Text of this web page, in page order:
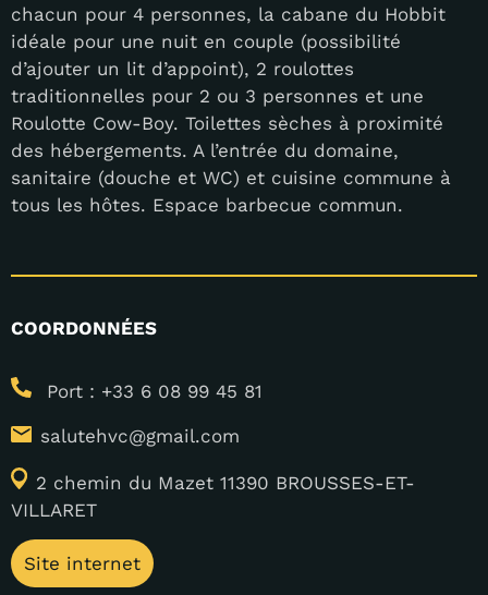
chacun pour 4 personnes, la cabane du Hobbit
idéale pour une nuit en couple (possibilité
d’ajouter un lit d’appoint), 2 roulottes
traditionnelles pour 2 ou 3 personnes et une
Roulotte Cow-Boy. Toilettes sèches à proximité
des hébergements. A l’entrée du domaine,
sanitaire (douche et WC) et cuisine commune à
tous les hôtes. Espace barbecue commun.
COORDONNÉES
Port : +33 6 08 99 45 81
salutehvc@gmail.com
2 chemin du Mazet 11390 BROUSSES-ET-
VILLARET
Site internet